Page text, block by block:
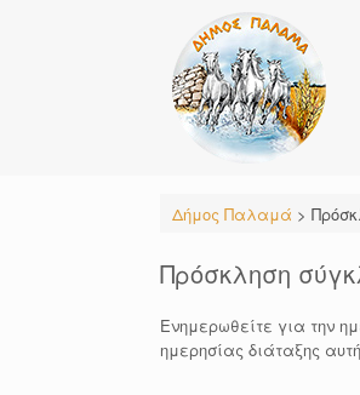
Δήμος Παλαμά >
Πρόσκληση
Ενημερωθείτε για την
ημερησίας διάταξης